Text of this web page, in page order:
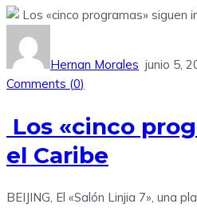
Hernan Morales junio 5,
Comments (0)
Los «cinco
el Caribe
BEIJING, El «Salón Linjia 7», una